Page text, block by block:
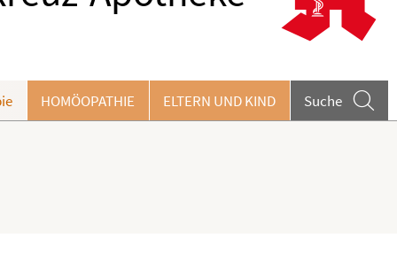
HOMÖOPATHIE ELTERN UND KIND Suche